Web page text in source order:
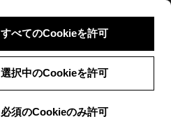
すべてのCookieを許可
選択中のCookieを許可
必須のCookieのみ許可
ログイン 検索 メニュー
メニュー